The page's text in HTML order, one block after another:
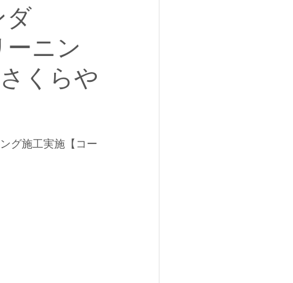
ダ
ニン
くらや
グ施工実施【コー